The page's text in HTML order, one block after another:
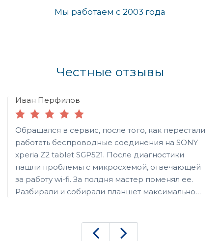
Мы работаем с 2003 года
Честные отзывы
Иван Перфилов
Обращался в сервис, после того, как перестали
работать беспроводные соединения на SONY
xperia Z2 tablet SGP521. После диагностики
нашли проблемы с микросхемой, отвечающей
за работу wi-fi. За полдня мастер поменял ее.
Разбирали и собирали планшет максимально